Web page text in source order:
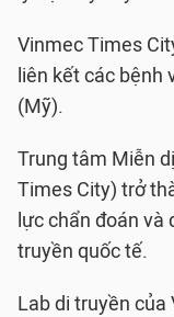
Vinmec Times
liên kết các bệnh
(Mỹ).
Trung tâm Miễn
Times City) trở
lực chẩn đoán và
truyền quốc tế.
Lab di truyền